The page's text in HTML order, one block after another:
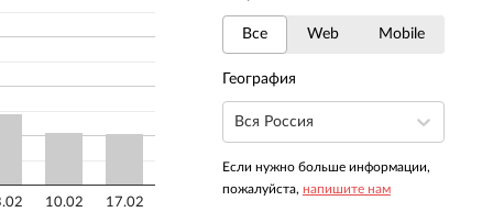
10.02
17.02
Все Web Mobile
География
Вся Россия
Если нужно больше информации,
пожалуйста, напишите нам